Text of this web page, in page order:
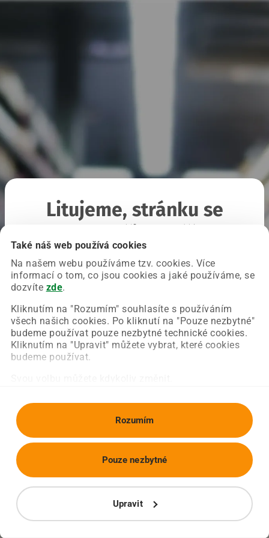
Také náš web používá cookies
Na našem webu používáme tzv. cookies. Více
informací o tom, co jsou cookies a jaké používáme, se
dozvíte zde.
Kliknutím na "Rozumím" souhlasíte s používáním
všech našich cookies. Po kliknutí na "Pouze nezbytné"
budeme používat pouze nezbytné technické cookies.
Kliknutím na "Upravit" můžete vybrat, které cookies
budeme používat.
Rozumím
Upravit
Pouze nezbytné
Litujeme, stránku se
Chyba nastala na naší straně a už ji opravujeme.
Zkuste prosím znovu načíst požadovanou stránku.
Obnovit stránku Úvodní strana